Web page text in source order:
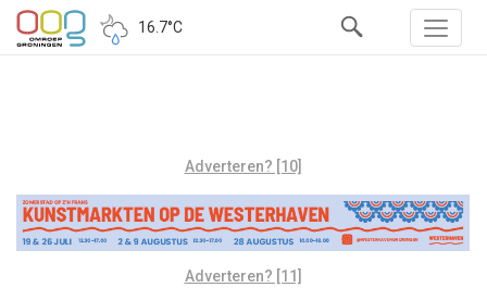
16.7°C
Adverteren? [10]
Adverteren? [11]